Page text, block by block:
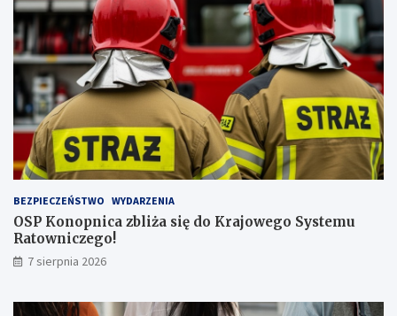
s
z
ą
l
c
z
b
ą
a
a
ż
e
r
!
BEZPIECZEŃSTWO WYDARZENIA
OSP Konopnica zbliża się do Krajowego Systemu
Ratowniczego!
7 sierpnia 2026